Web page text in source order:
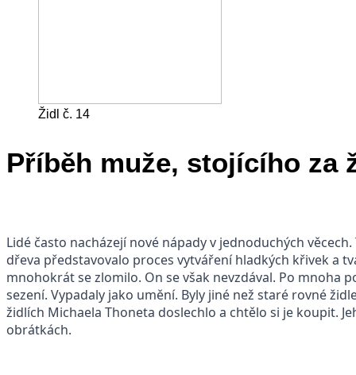
Židl č. 14
Příběh muže, stojícího za
Lidé často nacházejí nové nápady v jednoduchých
dřeva představovalo proces vytváření hladkých křivek a
mnohokrát se zlomilo. On se však nevzdával. Po mnoha
sezení. Vypadaly jako umění. Byly jiné než staré rovné
židlích Michaela Thoneta doslechlo a chtělo si je koupit.
obrátkách.